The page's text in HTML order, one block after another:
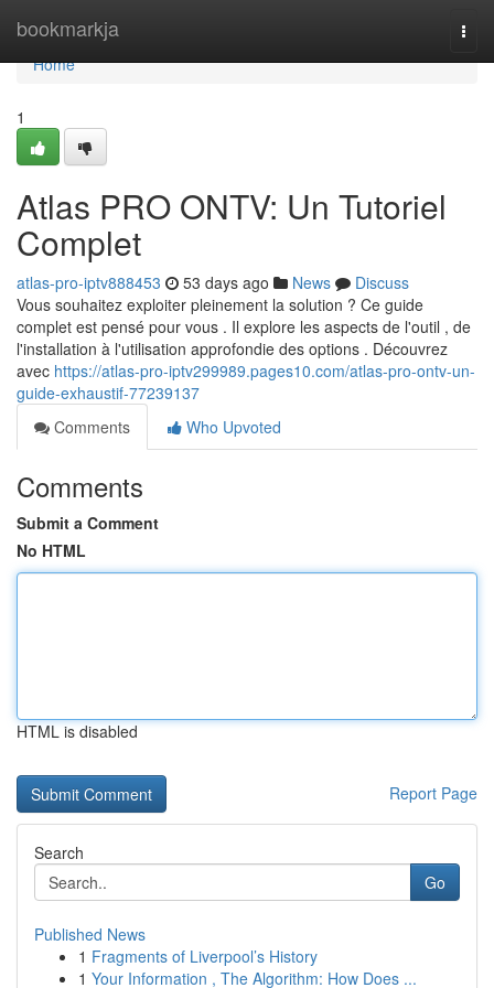
bookmarkja
Home
Home
1
Atlas PRO ONTV: Un Tutoriel
Complet
atlas-pro-iptv888453 53 days ago News
Discuss
Vous souhaitez exploiter pleinement la solution ? Ce guide
complet est pensé pour vous . Il explore les aspects de l'outil , de
l'installation à l'utilisation approfondie des options . Découvrez
avec https://atlas-pro-iptv299989.pages10.com/atlas-pro-ontv-un-
guide-exhaustif-77239137
Comments
Who Upvoted
Comments
Submit a Comment
No HTML
HTML is disabled
Report Page
Search
Go
Published News
1 Fragments of Liverpool’s History
1 Your Information , The Algorithm: How Does ...